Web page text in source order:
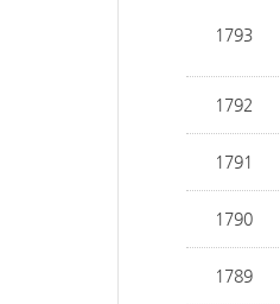
1793
1792
1791
1790
1789